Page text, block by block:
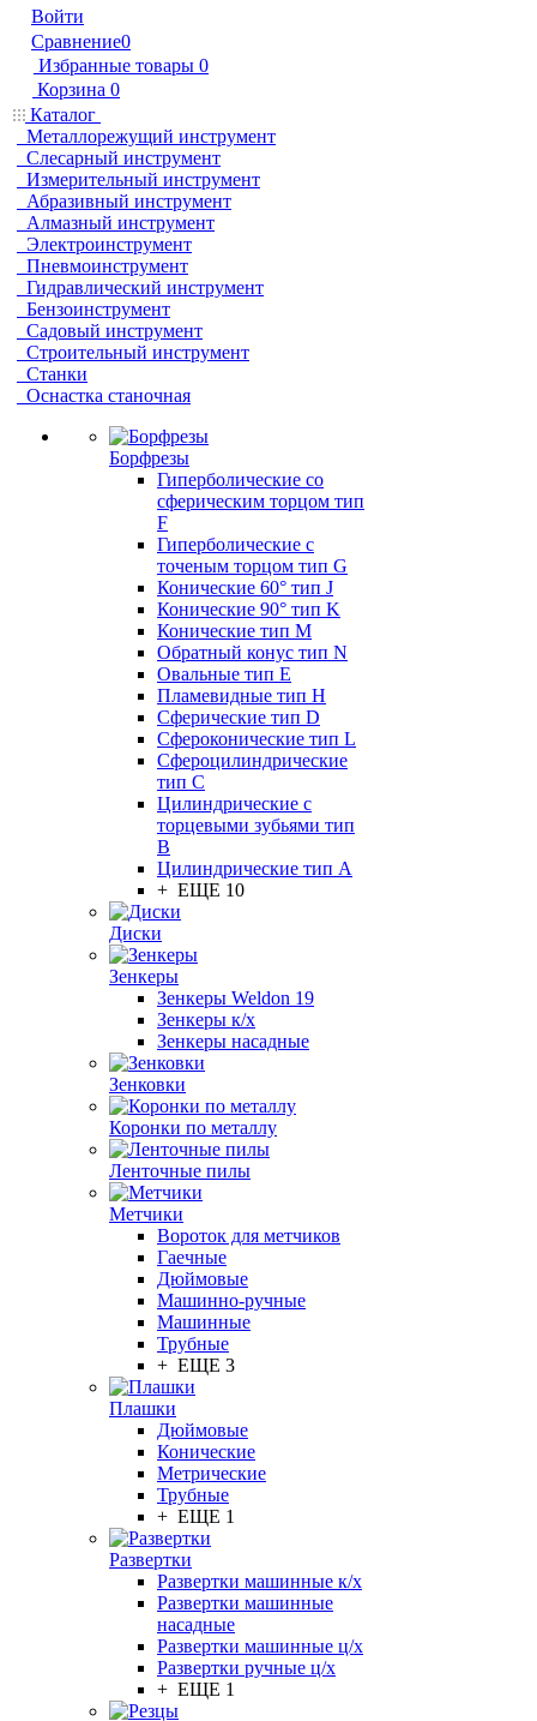
Войти
Сравнение0
Избранные товары 0
Корзина 0
Каталог
Металлорежущий инструмент
Слесарный инструмент
Измерительный инструмент
Абразивный инструмент
Алмазный инструмент
Электроинструмент
Пневмоинструмент
Гидравлический инструмент
Бензоинструмент
Садовый инструмент
Строительный инструмент
Станки
Оснастка станочная
Борфрезы
Гиперболические cо
сферическим торцом тип
F
Гиперболические с
точеным торцом тип G
Конические 60° тип J
Конические 90° тип K
Конические тип M
Обратный конус тип N
Овальные тип E
Пламевидные тип H
Сферические тип D
Сфероконические тип L
Сфероцилиндрические
тип C
Цилиндрические с
торцевыми зубьями тип
B
Цилиндрические тип А
+ ЕЩЕ 10
Диски
Зенкеры
Зенкеры Weldon 19
Зенкеры к/х
Зенкеры насадные
Зенковки
Коронки по металлу
Ленточные пилы
Метчики
Вороток для метчиков
Гаечные
Дюймовые
Машинно-ручные
Машинные
Трубные
+ ЕЩЕ 3
Плашки
Дюймовые
Конические
Метрические
Трубные
+ ЕЩЕ 1
Развертки
Развертки машинные к/х
Развертки машинные
насадные
Развертки машинные ц/х
Развертки ручные ц/х
+ ЕЩЕ 1